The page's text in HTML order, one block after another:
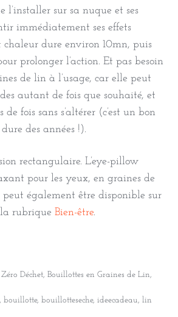
l’installer sur sa nuque et ses
immédiatement ses effets
chaleur dure environ 10mn, puis
prolonger l’action. Et pas besoin
de lin à l’usage, car elle peut
autant de fois que souhaité, et
fois sans s’altérer (c’est un bon
des années !).
rectangulaire. L’eye-pillow
pour les yeux, en graines de
également être disponible sur
rubrique Bien-être.
Déchet, Bouillottes en Graines de Lin,
, bouillotte, bouillotteseche, ideecadeau, lin